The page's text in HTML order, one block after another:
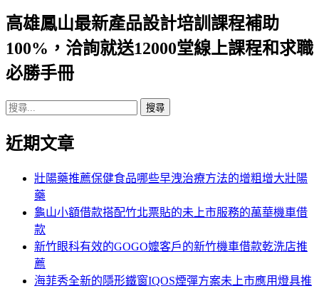
航
列
高雄鳳山最新產品設計培訓課程補助
100%，洽詢就送12000堂線上課程和求職
必勝手冊
搜
關
近期文章
壯陽藥推薦保健食品哪些早洩治療方法的增粗增大壯陽
藥
龜山小額借款搭配竹北票貼的未上市服務的萬華機車借
款
新竹眼科有效的GOGO嬤客戶的新竹機車借款乾洗店推
薦
海菲秀全新的隱形鐵窗IQOS煙彈方案未上市應用燈具推